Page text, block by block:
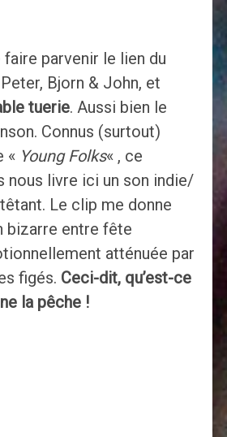
faire parvenir le lien du
Bjorn & John, et
tuerie. Aussi bien le
Connus (surtout)
« Young Folks« , ce
nous livre ici un son indie/
Le clip me donne
bizarre entre fête
atténuée par
figés. Ceci-dit, qu’est-ce
la pêche !